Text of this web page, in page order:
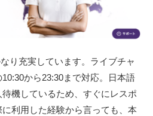
り充実しています。 ライブチャ
から23:30まで対応。
日本語
機しているため、すぐにレスポ
利用した経験から言っても、本